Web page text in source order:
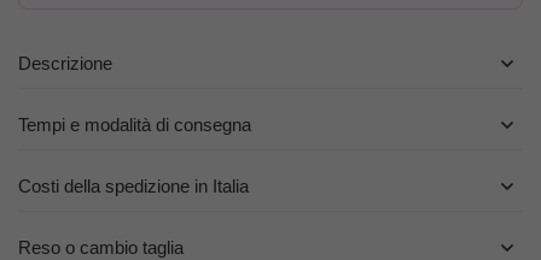
Descrizione
Tempi e modalità di consegna
Costi della spedizione in Italia
Reso o cambio taglia